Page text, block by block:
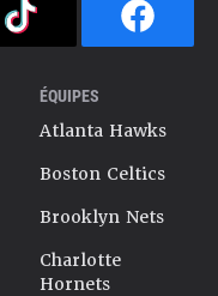
ÉQUIPES
Atlanta Hawks
Boston Celtics
Brooklyn Nets
Charlotte
Hornets